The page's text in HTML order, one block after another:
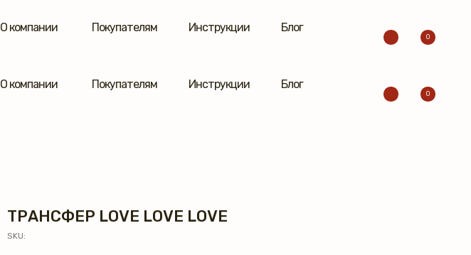
О компании Покупателям
0
Инструкции Блог
О компании Покупателям Инструкции
0
Блог
ТРАНСФЕР LOVE LOVE LOVE
SKU: